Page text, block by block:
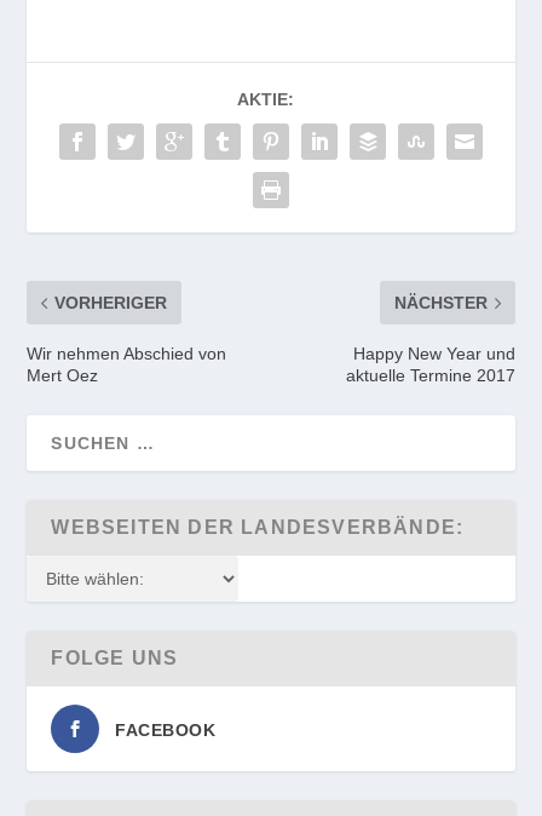
AKTIE:
VORHERIGER
Wir nehmen Abschied von
Mert Oez
NÄCHSTER
Happy New Year und
aktuelle Termine 2017
WEBSEITEN DER LANDESVERBÄNDE:
FOLGE UNS
FACEBOOK